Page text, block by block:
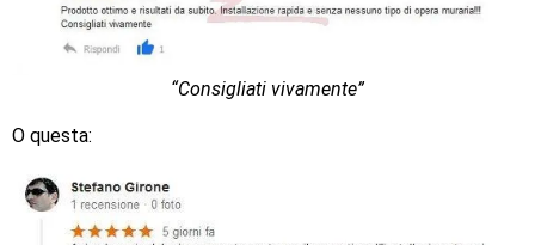
“Consigliati vivamente”
O questa: